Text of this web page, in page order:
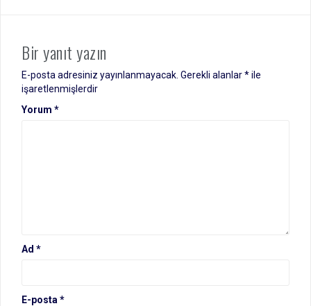
Bir yanıt yazın
E-posta adresiniz yayınlanmayacak. Gerekli alanlar*ile
işaretlenmişlerdir
Yorum *
Ad *
E-posta *